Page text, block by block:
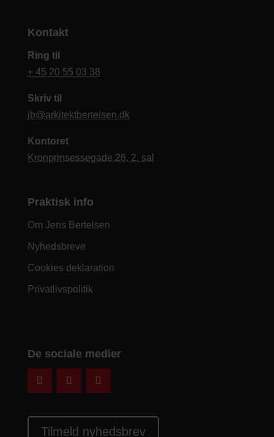
Kontakt
Ring til
+ 45 20 55 03 38
Skriv til
jb@arkitektbertelsen.dk
Kontoret
Kronprinsessegade 26, 2. sal
Praktisk info
Om Jens Bertelsen
Nyhedsbreve
Cookies deklaration
Privatlivspolitik
De sociale medier
Tilmeld nyhedsbrev